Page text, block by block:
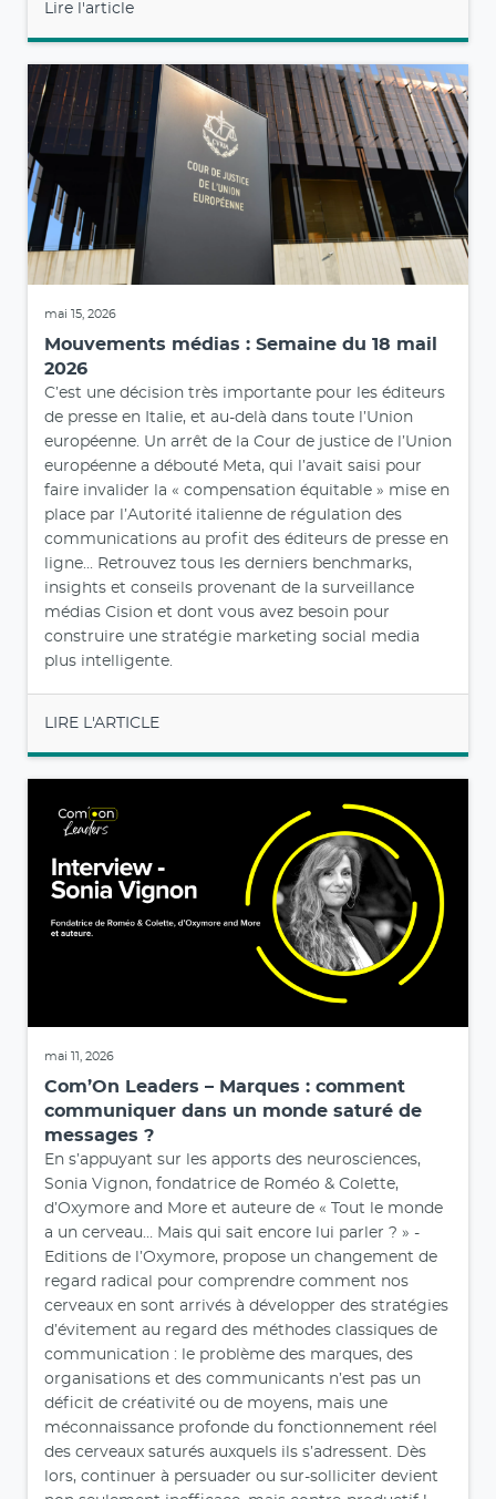
Lire l'article
mai 15, 2026
Mouvements médias : Semaine du 18 mail
2026
C’est une décision très importante pour les éditeurs
de presse en Italie, et au-delà dans toute l’Union
européenne. Un arrêt de la Cour de justice de l’Union
européenne a débouté Meta, qui l’avait saisi pour
faire invalider la « compensation équitable » mise en
place par l’Autorité italienne de régulation des
communications au profit des éditeurs de presse en
ligne... Retrouvez tous les derniers benchmarks,
insights et conseils provenant de la surveillance
médias Cision et dont vous avez besoin pour
construire une stratégie marketing social media
plus intelligente.
LIRE L'ARTICLE
mai 11, 2026
Com’On Leaders – Marques : comment
communiquer dans un monde saturé de
messages ?
En s’appuyant sur les apports des neurosciences,
Sonia Vignon, fondatrice de Roméo & Colette,
d’Oxymore and More et auteure de « Tout le monde
a un cerveau… Mais qui sait encore lui parler ? » -
Editions de l’Oxymore, propose un changement de
regard radical pour comprendre comment nos
cerveaux en sont arrivés à développer des stratégies
d’évitement au regard des méthodes classiques de
communication : le problème des marques, des
organisations et des communicants n’est pas un
déficit de créativité ou de moyens, mais une
méconnaissance profonde du fonctionnement réel
des cerveaux saturés auxquels ils s’adressent. Dès
lors, continuer à persuader ou sur-solliciter devient